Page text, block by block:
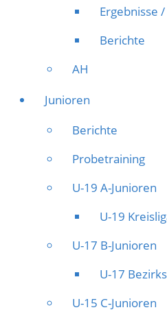
Ergebnisse
Berichte
AH
Junioren
Berichte
Probetraining
U-19 A-Junioren
U-19
U-17 B-Junioren
U-17
U-15 C-Junioren